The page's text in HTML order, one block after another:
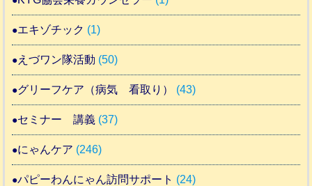
エキゾチック (1)
えづワン隊活動 (50)
グリーフケア（病気 看取り） (43)
セミナー 講義 (37)
にゃんケア (246)
パピーわんにゃん訪問サポート (24)